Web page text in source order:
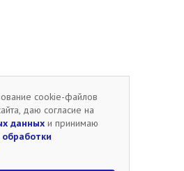
cookie-файлов
даю согласие на
данных и принимаю